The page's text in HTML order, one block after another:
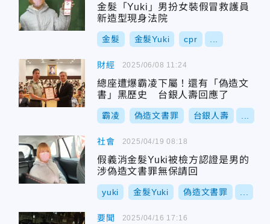
金髮「Yuki」男扮女裝假冒救護員
新造型現身法院
金髮 金髮Yuki cpr
財經
總座遭爆霸凌下屬！還有「偽造文
書」黑歷史 台銀人壽回應了
霸凌 偽造文書罪 台銀人壽
2025/06/08 11:24
社會
假義消金髮Yuki被檢方認證是男的
涉偽造文書罪無保請回
yuki 金髮Yuki 偽造文書罪
2025/04/19 08:18
要聞 2025/04/16 17:16